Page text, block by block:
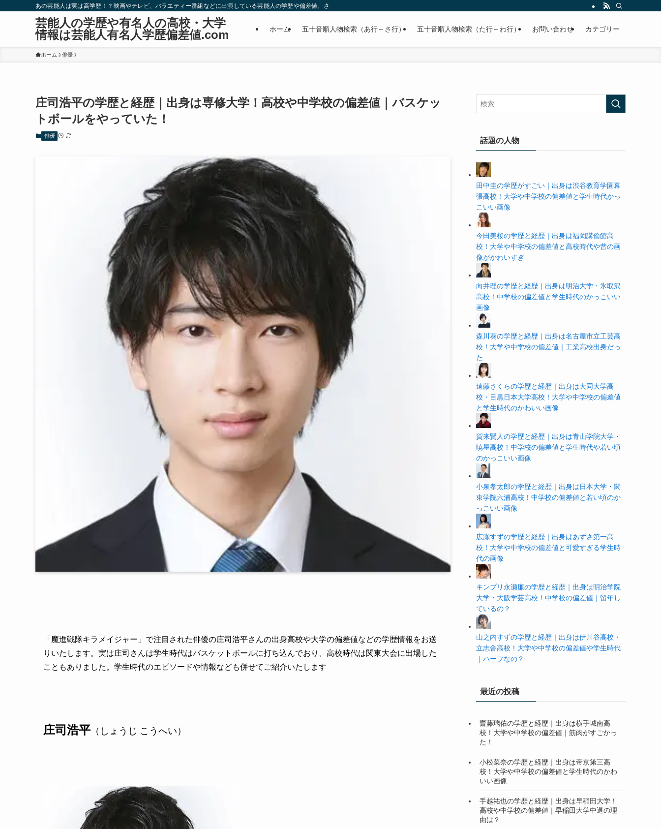
あの芸能人は実は高学歴！？映画やテレビ、バラエティー番組などに出演している芸能人の学歴や偏差値、さらに政治家やスポーツ選手などの有名人の学歴や高校・大学の偏差値まで紹介していきます。
芸能人の学歴や有名人の高校・大学
情報は芸能人有名人学歴偏差値.com
ホーム 五十音順人物検索（あ行～さ行） 五十音順人物検索（た行～わ行） お問い合わせ カテゴリー
ホーム 俳優
庄司浩平の学歴と経歴｜出身は専修大学！高校や中学校の偏差値｜バスケッ
トボールをやっていた！
俳優
「魔進戦隊キラメイジャー」で注目された俳優の庄司浩平さんの出身高校や大学の偏差値などの学歴情報をお送
りいたします。実は庄司さんは学生時代はバスケットボールに打ち込んでおり、高校時代は関東大会に出場した
こともありました。学生時代のエピソードや情報なども併せてご紹介いたします
庄司浩平 （しょうじ こうへい）
話題の人物
田中圭の学歴がすごい｜出身は渋谷教育学園幕
張高校！大学や中学校の偏差値と学生時代かっ
こいい画像
今田美桜の学歴と経歴｜出身は福岡講倫館高
校！大学や中学校の偏差値と高校時代や昔の画
像がかわいすぎ
向井理の学歴と経歴｜出身は明治大学・氷取沢
高校！中学校の偏差値と学生時代のかっこいい
画像
森川葵の学歴と経歴｜出身は名古屋市立工芸高
校！大学や中学校の偏差値｜工業高校出身だっ
た
遠藤さくらの学歴と経歴｜出身は大同大学高
校・目黒日本大学高校！大学や中学校の偏差値
と学生時代のかわいい画像
賀来賢人の学歴と経歴｜出身は青山学院大学・
暁星高校！中学校の偏差値と学生時代や若い頃
のかっこいい画像
小泉孝太郎の学歴と経歴｜出身は日本大学・関
東学院六浦高校！中学校の偏差値と若い頃のか
っこいい画像
広瀬すずの学歴と経歴｜出身はあずさ第一高
校！大学や中学校の偏差値と可愛すぎる学生時
代の画像
キンプリ永瀬廉の学歴と経歴｜出身は明治学院
大学・大阪学芸高校！中学校の偏差値｜留年し
ているの？
山之内すずの学歴と経歴｜出身は伊川谷高校・
立志舎高校！大学や中学校の偏差値や学生時代
｜ハーフなの？
最近の投稿
齋藤璃佑の学歴と経歴｜出身は横手城南高
校！大学や中学校の偏差値｜筋肉がすごかっ
た！
小松菜奈の学歴と経歴｜出身は帝京第三高
校！大学や中学校の偏差値と学生時代のかわ
いい画像
手越祐也の学歴と経歴｜出身は早稲田大学！
高校や中学校の偏差値｜早稲田大学中退の理
由は？